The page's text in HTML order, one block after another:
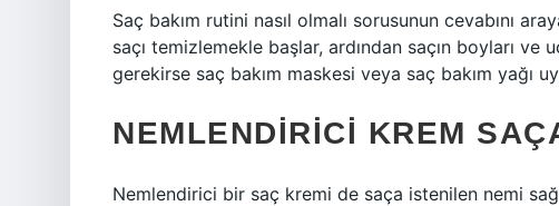
Saç bakım rutini nasıl olmalı sorusunun cevabını
saçı temizlemekle başlar, ardından saçın boyları ve
gerekirse saç bakım maskesi veya saç bakım yağı
NEMLENDIRICI KREM
Nemlendirici bir saç kremi de saça istenilen nemi